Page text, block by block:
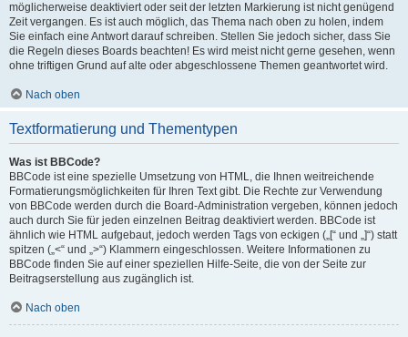
möglicherweise deaktiviert oder seit der letzten Markierung ist nicht genügend
Zeit vergangen. Es ist auch möglich, das Thema nach oben zu holen, indem
Sie einfach eine Antwort darauf schreiben. Stellen Sie jedoch sicher, dass Sie
die Regeln dieses Boards beachten! Es wird meist nicht gerne gesehen, wenn
ohne triftigen Grund auf alte oder abgeschlossene Themen geantwortet wird.
Nach oben
Textformatierung und Thementypen
Was ist BBCode?
BBCode ist eine spezielle Umsetzung von HTML, die Ihnen weitreichende
Formatierungsmöglichkeiten für Ihren Text gibt. Die Rechte zur Verwendung
von BBCode werden durch die Board-Administration vergeben, können jedoch
auch durch Sie für jeden einzelnen Beitrag deaktiviert werden. BBCode ist
ähnlich wie HTML aufgebaut, jedoch werden Tags von eckigen („[“ und „]“) statt
spitzen („<“ und „>“) Klammern eingeschlossen. Weitere Informationen zu
BBCode finden Sie auf einer speziellen Hilfe-Seite, die von der Seite zur
Beitragserstellung aus zugänglich ist.
Nach oben